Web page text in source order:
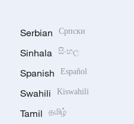
Serbian Српски
Sinhala සිංහල
Spanish Español
Swahili Kiswahili
Tamil தமிழ்